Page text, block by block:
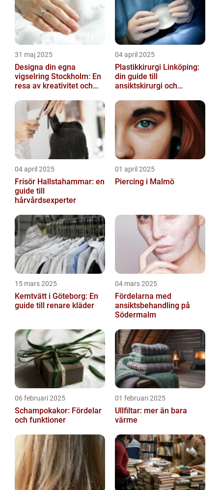
31 maj 2025
Designa din egna
vigselring Stockholm: En
resa av kreativitet och
04 april 2025
Plastikkirurgi Linköping:
din guide till
ansiktskirurgi och
04 april 2025
Frisör Hallstahammar: en
guide till
hårvårdsexperter
01 april 2025
Piercing i Malmö
15 mars 2025
Kemtvätt i Göteborg: En
guide till renare kläder
04 mars 2025
Fördelarna med
ansiktsbehandling på
Södermalm
06 februari 2025
Schampokakor: Fördelar
och funktioner
01 februari 2025
Ullfiltar: mer än bara
värme